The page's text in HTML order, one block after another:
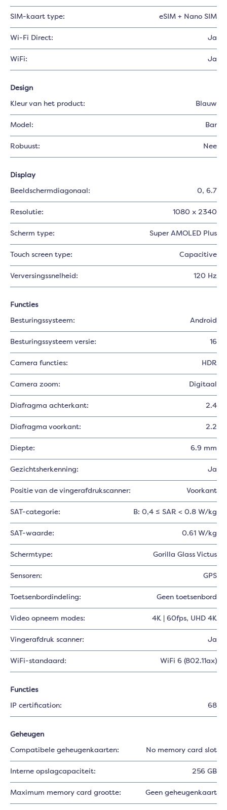
SIM-kaart type: eSIM + Nano SIM
Wi-Fi Direct: Ja
WiFi: Ja
Design
Kleur van het product: Blauw
Model: Bar
Robuust: Nee
Display
Beeldschermdiagonaal: 0, 6.7
Resolutie: 1080 x 2340
Scherm type: Super AMOLED Plus
Touch screen type: Capacitive
Verversingssnelheid: 120 Hz
Functies
Besturingssysteem: Android
Besturingssysteem versie: 16
Camera functies: HDR
Camera zoom: Digitaal
Diafragma achterkant: 2.4
Diafragma voorkant: 2.2
Diepte: 6.9 mm
Gezichtsherkenning: Ja
Positie van de vingerafdrukscanner: Voorkant
SAT-categorie: B: 0,4 ≤ SAR < 0.8 W/kg
SAT-waarde: 0.61 W/kg
Schermtype: Gorilla Glass Victus
Sensoren: GPS
Toetsenbordindeling: Geen toetsenbord
Video opneem modes: 4K | 60fps, UHD 4K
Vingerafdruk scanner: Ja
WiFi-standaard: WiFi 6 (802.11ax)
Functies
IP certification: 68
Geheugen
Compatibele geheugenkaarten: No memory card slot
Interne opslagcapaciteit: 256 GB
Maximum memory card grootte: Geen geheugenkaart